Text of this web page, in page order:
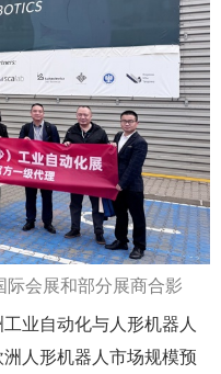
际会展和部分展商合影
业自动化与人形机器人
人形机器人市场规模预